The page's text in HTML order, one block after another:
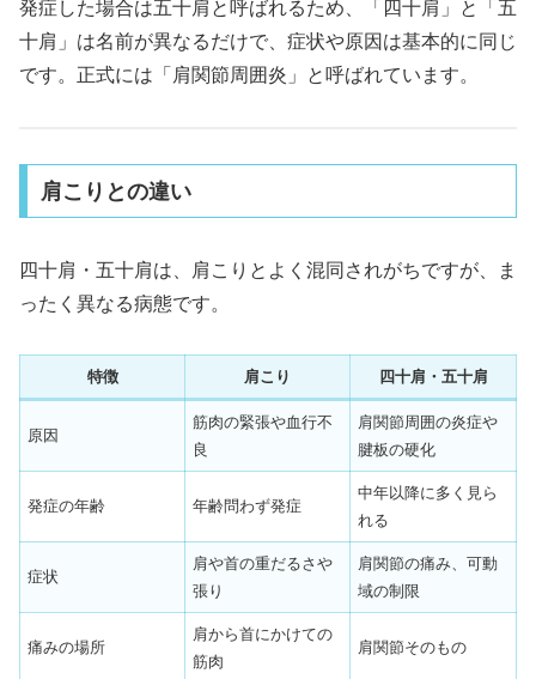
発症した場合は五十肩と呼ばれるため、「四十肩」と「五
十肩」は名前が異なるだけで、症状や原因は基本的に同じ
です。正式には「肩関節周囲炎」と呼ばれています。
肩こりとの違い
四十肩・五十肩は、肩こりとよく混同されがちですが、ま
ったく異なる病態です。
特徴 肩こり 四十肩・五十肩
原因
筋肉の緊張や血行不
良
肩関節周囲の炎症や
腱板の硬化
発症の年齢 年齢問わず発症
中年以降に多く見ら
れる
症状
肩や首の重だるさや
張り
肩関節の痛み、可動
域の制限
痛みの場所
肩から首にかけての
筋肉
肩関節そのもの